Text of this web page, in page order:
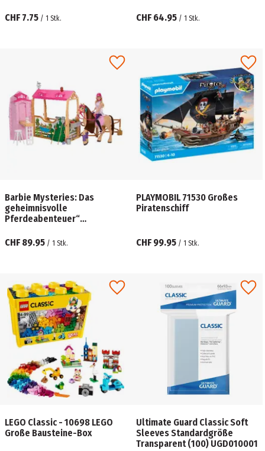
CHF 7.75 / 1 Stk.
CHF 64.95 / 1 Stk.
Barbie Mysteries: Das
geheimnisvolle
Pferdeabenteuer“
Puppe, Spielzeugpferd und
CHF 89.95 / 1 Stk.
PLAYMOBIL 71530 Großes
Piratenschiff
CHF 99.95 / 1 Stk.
LEGO Classic - 10698 LEGO
Große Bausteine-Box
Ultimate Guard Classic Soft
Sleeves Standardgröße
Transparent (100) UGD010001